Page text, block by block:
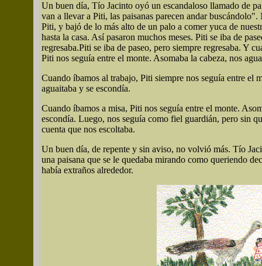
Un buen día, Tío Jacinto oyó un escandaloso llamado de
van a llevar a Piti, las paisanas parecen andar
Piti, y bajó de lo más alto de un palo a comer yuca de
hasta la casa. Así pasaron muchos meses. Piti se iba de
regresaba.Piti se iba de paseo, pero siempre regresaba. Y
Piti nos seguía entre el monte. Asomaba la cabeza, nos
Cuando íbamos al trabajo, Piti siempre nos seguía entre el
aguaitaba y se escondía.
Cuando íbamos a misa, Piti nos seguía entre el monte.
escondía. Luego, nos seguía como fiel guardián, pero sin
cuenta que nos escoltaba.
Un buen día, de repente y sin aviso, no volvió más. Tío
una paisana que se le quedaba mirando como queriendo
había extraños alrededor.